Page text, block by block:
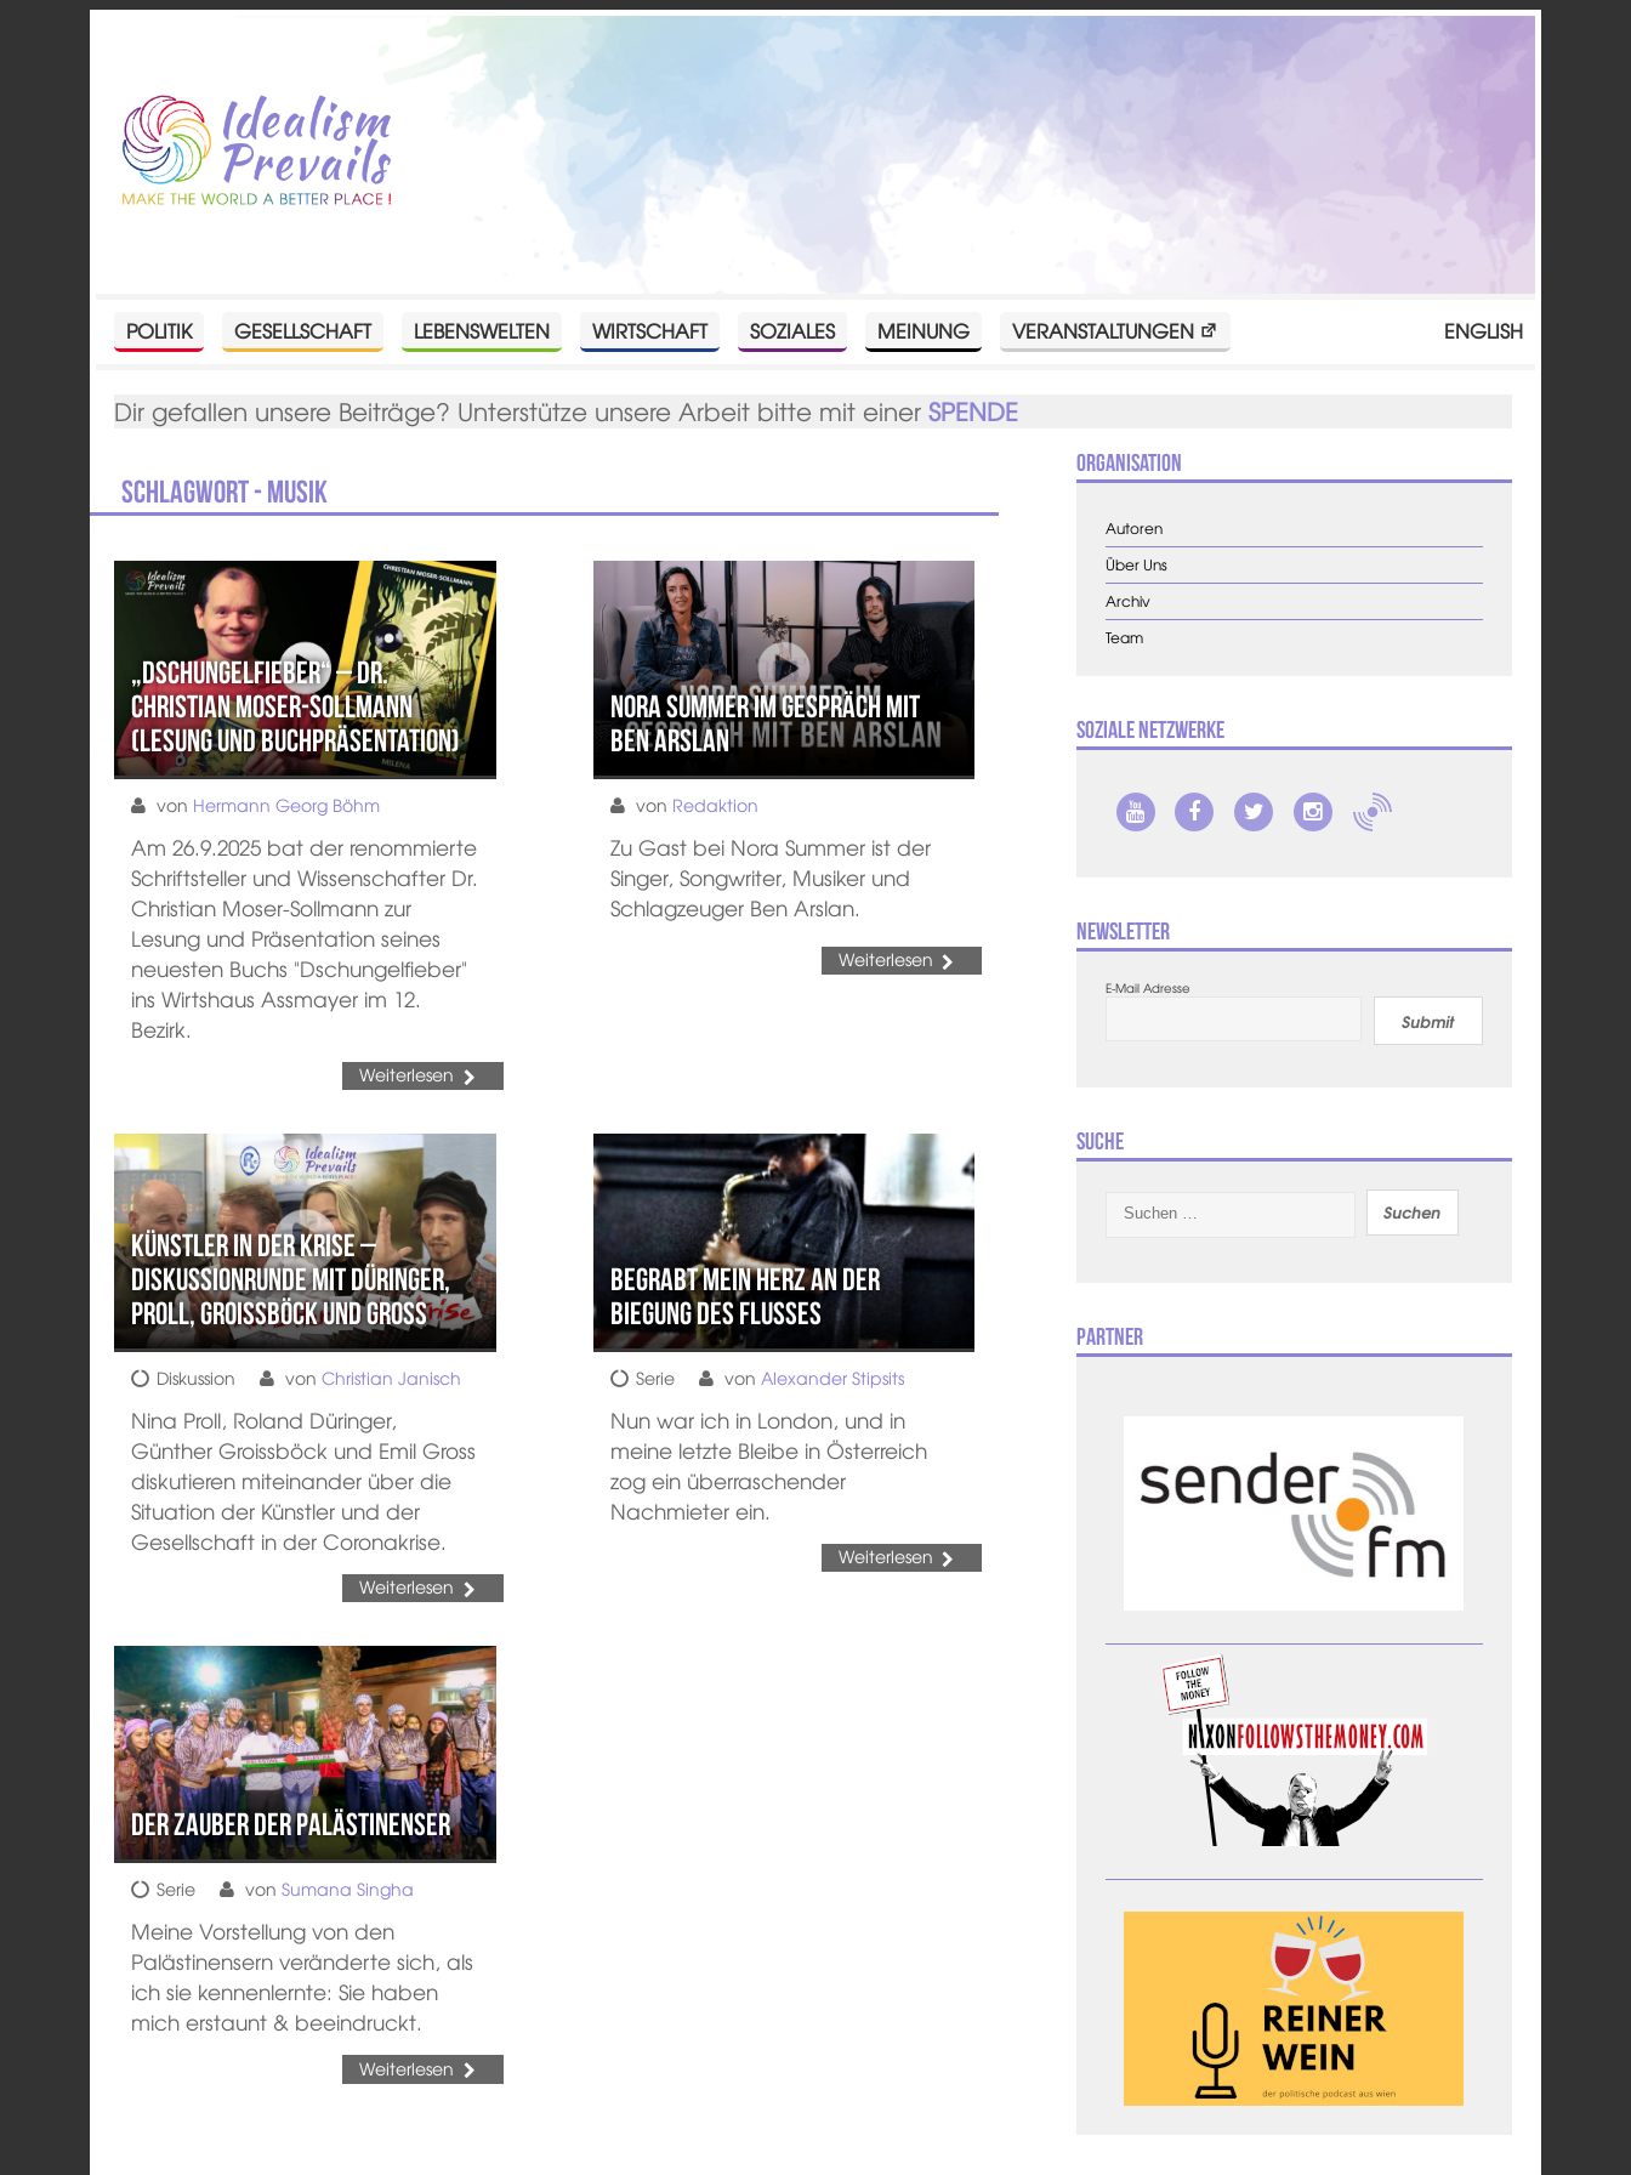
POLITIK GESELLSCHAFT LEBENSWELTEN WIRTSCHAFT SOZIALES MEINUNG VERANSTALTUNGEN ENGLISH
Dir gefallen unsere Beiträge? Unterstütze unsere Arbeit bitte mit einerSPENDE
Schlagwort - Musik
„Dschungelfieber“ – Dr.
Christian Moser-Sollmann
(Lesung und Buchpräsentation)
von Hermann Georg Böhm
Am 26.9.2025 bat der renommierte
Schriftsteller und Wissenschafter Dr.
Christian Moser-Sollmann zur
Lesung und Präsentation seines
neuesten Buchs "Dschungelfieber"
ins Wirtshaus Assmayer im 12.
Bezirk.
Weiterlesen
Nora Summer im Gespräch mit
Ben Arslan
von Redaktion
Zu Gast bei Nora Summer ist der
Singer, Songwriter, Musiker und
Schlagzeuger Ben Arslan.
Weiterlesen
Künstler in der Krise –
Diskussionrunde mit Düringer,
Proll, Groissböck und Gross
Diskussion vonChristian Janisch
Nina Proll, Roland Düringer,
Günther Groissböck und Emil Gross
diskutieren miteinander über die
Situation der Künstler und der
Gesellschaft in der Coronakrise.
Weiterlesen
Begrabt mein Herz an der
Biegung des Flusses
Serie von Alexander Stipsits
Nun war ich in London, und in
meine letzte Bleibe in Österreich
zog ein überraschender
Nachmieter ein.
Weiterlesen
Der Zauber der Palästinenser
Serie vonSumana Singha
Meine Vorstellung von den
Palästinensern veränderte sich, als
ich sie kennenlernte: Sie haben
mich erstaunt & beeindruckt.
Weiterlesen
Organisation
Autoren
Über Uns
Archiv
Team
Soziale Netzwerke
Newsletter
E-Mail Adresse
Submit
Suche
nach:
Partner